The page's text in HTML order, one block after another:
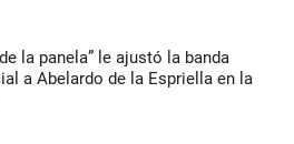
la panela” le ajustó la banda
a Abelardo de la Espriella en la